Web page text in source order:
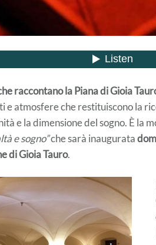
raccontano la Piana di Gioia
e atmosfere che restituiscono la
e la dimensione del sogno. È la
e sogno”che sarà inaugurata
di Gioia Tauro.